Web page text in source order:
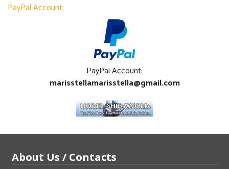
PayPal Account:
PayPal Account:
marisstellamarisstella@gmail.com
About Us / Contacts